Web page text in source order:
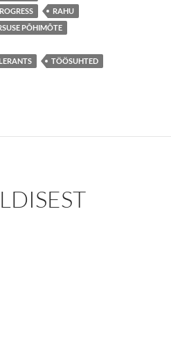
RAHU
PÕHIMÕTE
TÖÖSUHTED